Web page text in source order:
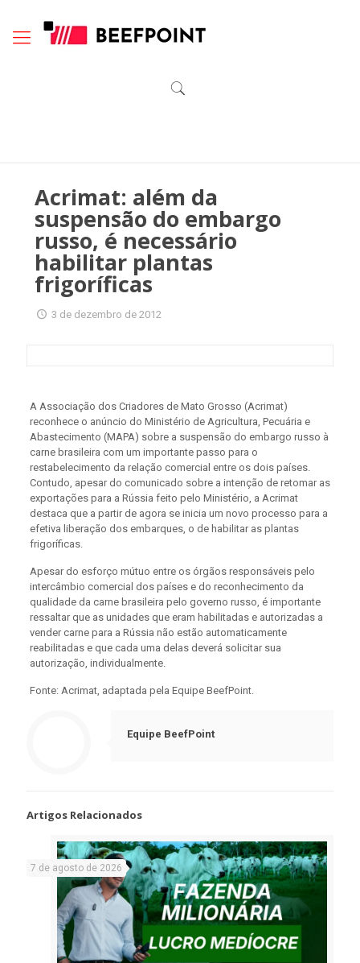
Acrimat: além da
suspensão do embargo
russo, é necessário
habilitar plantas
frigoríficas
3 de dezembro de 2012
A Associação dos Criadores de Mato Grosso (Acrimat)
reconhece o anúncio do Ministério de Agricultura, Pecuária e
Abastecimento (MAPA) sobre a suspensão do embargo russo à
carne brasileira com um importante passo para o
restabelecimento da relação comercial entre os dois países.
Contudo, apesar do comunicado sobre a intenção de retomar as
exportações para a Rússia feito pelo Ministério, a Acrimat
destaca que a partir de agora se inicia um novo processo para a
efetiva liberação dos embarques, o de habilitar as plantas
frigoríficas.
Apesar do esforço mútuo entre os órgãos responsáveis pelo
intercâmbio comercial dos países e do reconhecimento da
qualidade da carne brasileira pelo governo russo, é importante
ressaltar que as unidades que eram habilitadas e autorizadas a
vender carne para a Rússia não estão automaticamente
reabilitadas e que cada uma delas deverá solicitar sua
autorização, individualmente.
Fonte: Acrimat, adaptada pela Equipe BeefPoint.
Equipe BeefPoint
Artigos Relacionados
7 de agosto de 2026